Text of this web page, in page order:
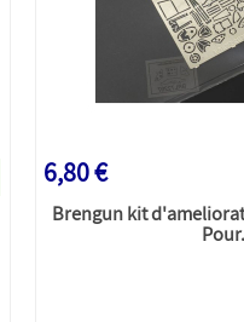
6,80 €
Brengun kit